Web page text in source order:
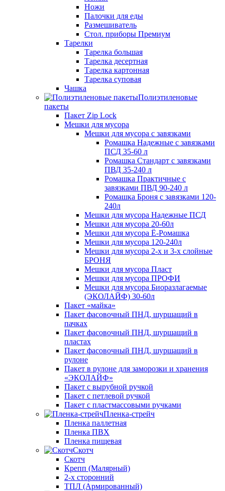
Ножи
Палочки для еды
Размешиватель
Стол. приборы Премиум
Тарелки
Тарелка большая
Тарелка десертная
Тарелка картонная
Тарелка суповая
Чашка
Полиэтиленовые
пакеты
Пакет Zip Lock
Мешки для мусора
Мешки для мусора с завязками
Ромашка Надежные с завязками
ПСД 35-60 л
Ромашка Стандарт с завязками
ПВД 35-240 л
Ромашка Практичные с
завязками ПВД 90-240 л
Ромашка Броня с завязками 120-
240л
Мешки для мусора Надежные ПСД
Мешки для мусора 20-60л
Мешки для мусора Ё-Ромашка
Мешки для мусора 120-240л
Мешки для мусора 2-х и 3-х слойные
БРОНЯ
Мешки для мусора Пласт
Мешки для мусора ПРОФИ
Мешки для мусора Биоразлагаемые
(ЭКОЛАЙФ) 30-60л
Пакет «майка»
Пакет фасовочный ПНД, шуршащий в
пачках
Пакет фасовочный ПНД, шуршащий в
пластах
Пакет фасовочный ПНД, шуршащий в
рулоне
Пакет в рулоне для заморозки и хранения
«ЭКОЛАЙФ»
Пакет с вырубной ручкой
Пакет с петлевой ручкой
Пакет с пластмассовыми ручками
Пленка-стрейч
Пленка паллетная
Пленка ПВХ
Пленка пищевая
Скотч
Скотч
Крепп (Малярный)
2-х сторонний
ТПЛ (Армированный)